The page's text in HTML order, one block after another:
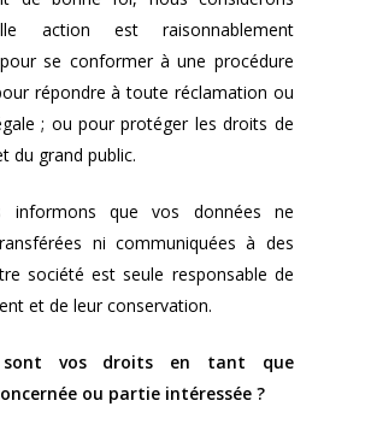
action est raisonnablement
se conformer à une procédure
répondre à toute réclamation ou
; ou pour protéger les droits de
du grand public.
informons que vos données ne
ni communiquées à des
société est seule responsable de
et de leur conservation.
sont vos droits en tant que
ou partie intéressée ?